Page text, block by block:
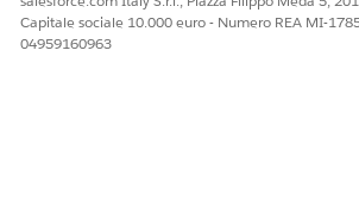
Capitale sociale 10.000 euro - Numero REA MI-
04959160963